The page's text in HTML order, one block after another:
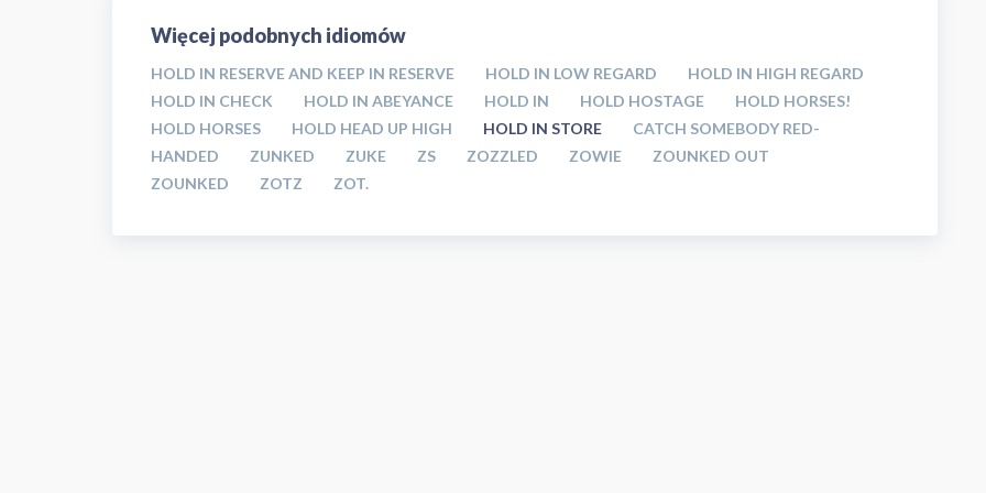
Więcej podobnych idiomów
HOLD IN RESERVE AND KEEP IN RESERVE HOLD IN LOW REGARD
HOLD IN HIGH REGARD
HOLD IN CHECK
HOLD IN ABEYANCE HOLD IN HOLD HOSTAGE
HOLD HORSES!
HOLD HORSES
HOLD HEAD UP HIGH HOLD IN STORE
CATCH SOMEBODY RED-
HANDED
ZUNKED ZUKE ZS ZOZZLED ZOWIE
ZOUNKED OUT
ZOUNKED
ZOTZ ZOT.